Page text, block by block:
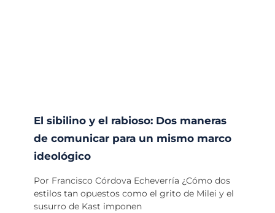
El sibilino y el rabioso: Dos maneras
de comunicar para un mismo marco
ideológico
Por Francisco Córdova Echeverría ¿Cómo dos
estilos tan opuestos como el grito de Milei y el
susurro de Kast imponen